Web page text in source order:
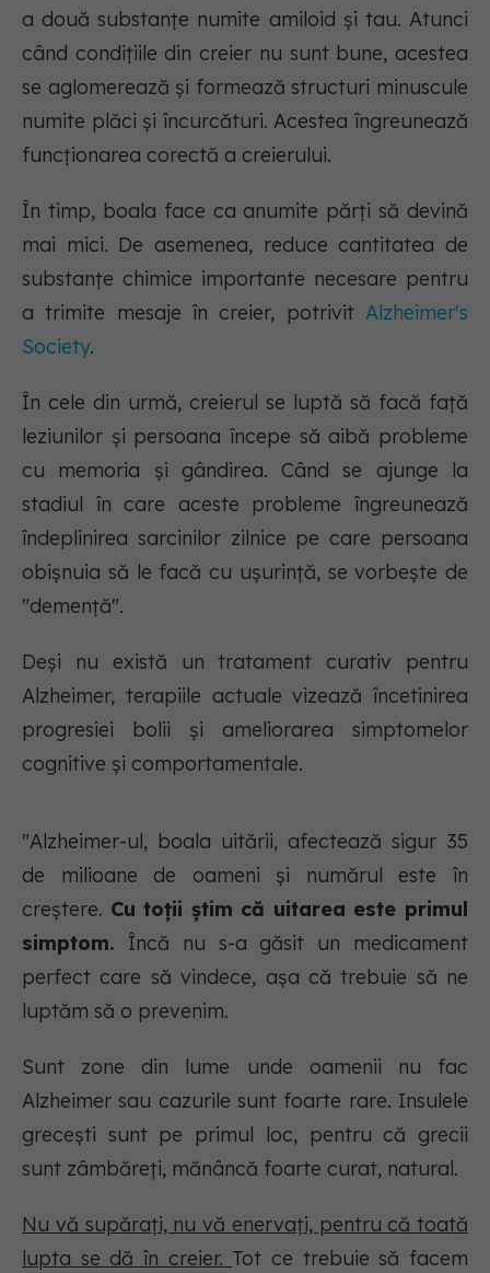
a două substanțe numite amiloid și tau. Atunci
când condițiile din creier nu sunt bune, acestea
se aglomerează și formează structuri minuscule
numite plăci și încurcături. Acestea îngreunează
funcționarea corectă a creierului.
În timp, boala face ca anumite părți să devină
mai mici. De asemenea, reduce cantitatea de
substanțe chimice importante necesare pentru
a trimite mesaje în creier, potrivitAlzheimer's
Society.
În cele din urmă, creierul se luptă să facă față
leziunilor și persoana începe să aibă probleme
cu memoria și gândirea. Când se ajunge la
stadiul în care aceste probleme îngreunează
îndeplinirea sarcinilor zilnice pe care persoana
obișnuia să le facă cu ușurință, se vorbește de
"demență".
Deși nu există un tratament curativ pentru
Alzheimer, terapiile actuale vizează încetinirea
progresiei bolii și ameliorarea simptomelor
cognitive și comportamentale.
"Alzheimer-ul, boala uitării, afectează sigur 35
de milioane de oameni și numărul este în
creștere. Cu toții știm că uitarea este primul
simptom. Încă nu s-a găsit un medicament
perfect care să vindece, așa că trebuie să ne
luptăm să o prevenim.
Sunt zone din lume unde oamenii nu fac
Alzheimer sau cazurile sunt foarte rare. Insulele
grecești sunt pe primul loc, pentru că grecii
sunt zâmbăreți, mănâncă foarte curat, natural.
Nu vă supărați, nu vă enervați, pentru că toată
lupta se dă în creier. Tot ce trebuie să facem